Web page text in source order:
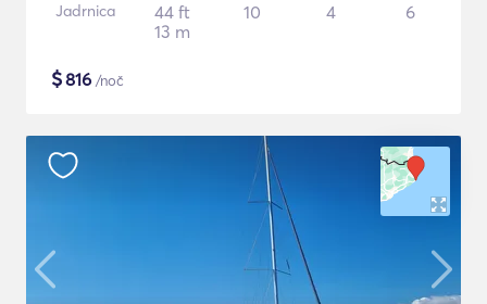
Jadrnica
44 ft
13 m
10 4 6
$816 /noč